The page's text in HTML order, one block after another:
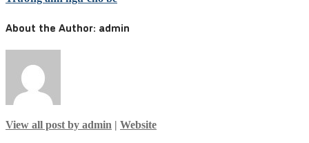
About the Author: admin
View all post by admin | Website